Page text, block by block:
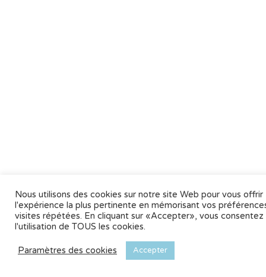
Nous utilisons des cookies sur notre site Web pour vous offrir
l'expérience la plus pertinente en mémorisant vos
visites répétées. En cliquant sur «Accepter», vous consentez
l'utilisation de TOUS les cookies.
Paramètres des cookies Accepter